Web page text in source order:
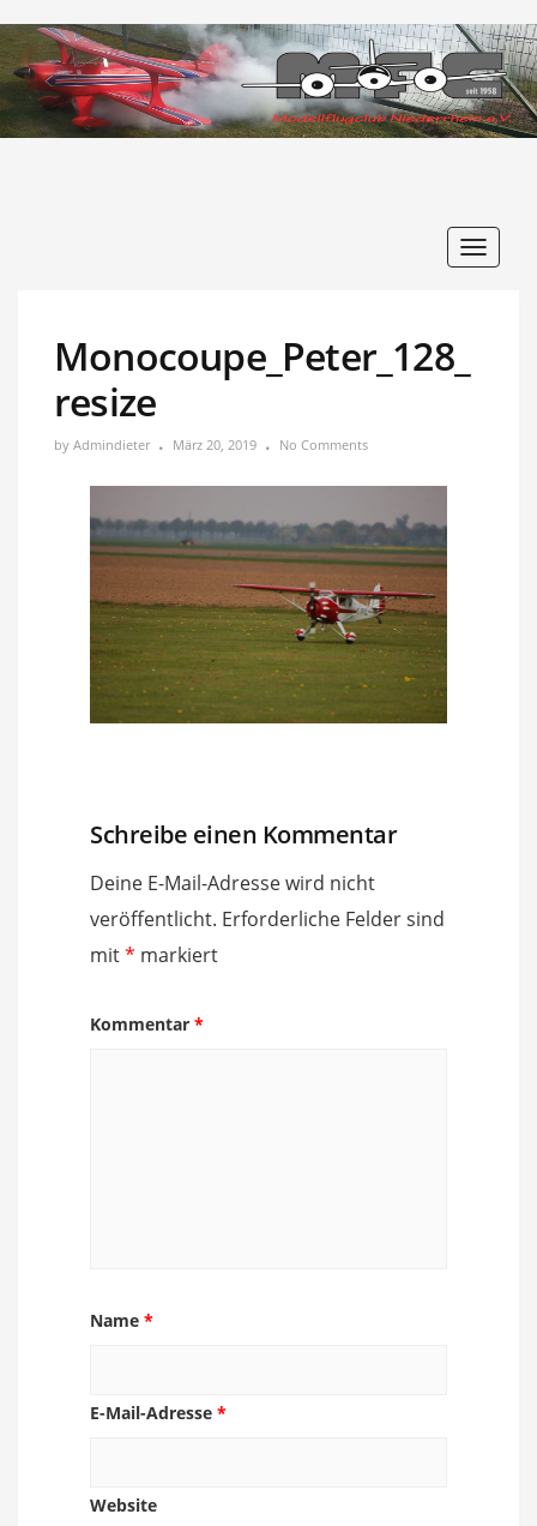
Toggle
Monocoupe_Peter_128_
resize
by Admindieter März 20, 2019 No Comments
Schreibe einen Kommentar
Deine E-Mail-Adresse wird nicht
veröffentlicht. Erforderliche Felder sind
mit* markiert
Kommentar *
Name *
E-Mail-Adresse *
Website